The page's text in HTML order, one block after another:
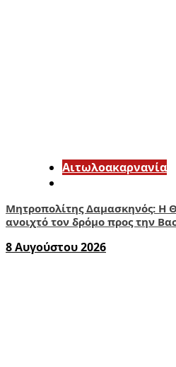
Αιτωλοακαρνανία
Μητροπολίτης Δαμασκηνός: Η
ανοιχτό τον δρόμο προς την
8 Αυγούστου 2026